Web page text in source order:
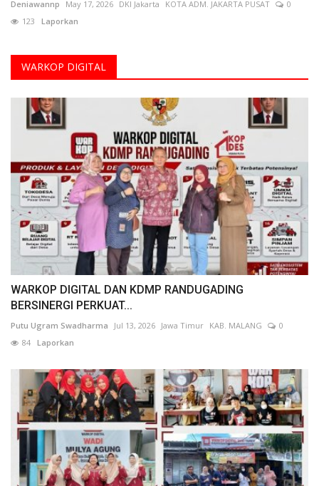
Deniawannp May 17, 2026 DKI Jakarta KOTA ADM. JAKARTA PUSAT
0
123 Laporkan
WARKOP DIGITAL
WARKOP DIGITAL DAN KDMP RANDUGADING
BERSINERGI PERKUAT...
Putu Ugram Swadharma Jul 13, 2026 Jawa Timur KAB. MALANG
0
84 Laporkan